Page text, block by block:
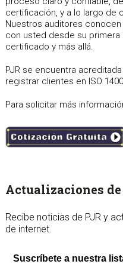
certificación, y a lo largo de
Nuestros auditores
con usted desde su primera
certificado y más allá.
PJR se encuentra acreditada
registrar clientes en ISO
Para solicitar más
sidebar
Page
Sidebar
Actualizaciones
Recibe noticias de PJR y
de internet.
Suscríbete a nuestra